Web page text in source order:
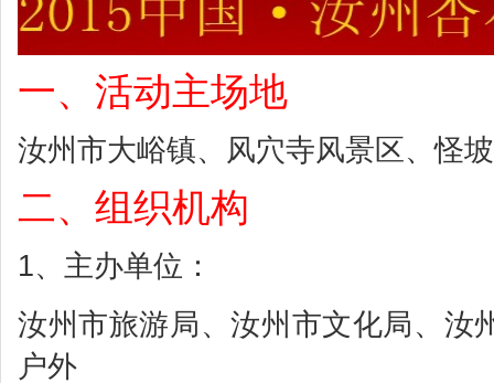
一、活动主场地
汝州市大峪镇、风穴寺风景区、怪
二、组织机构
1、主办单位：
汝州市旅游局、汝州市文化局、汝
户外